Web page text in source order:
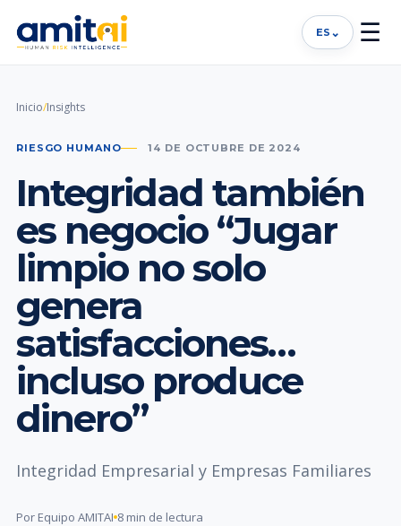
ES ⌄ ☰
Inicio/Insights
RIESGO HUMANO 14 DE OCTUBRE DE 2024
Integridad también
es negocio “Jugar
limpio no solo
genera
satisfacciones…
incluso produce
dinero”
Integridad Empresarial y Empresas Familiares
Por Equipo AMITAI 8 min de lectura